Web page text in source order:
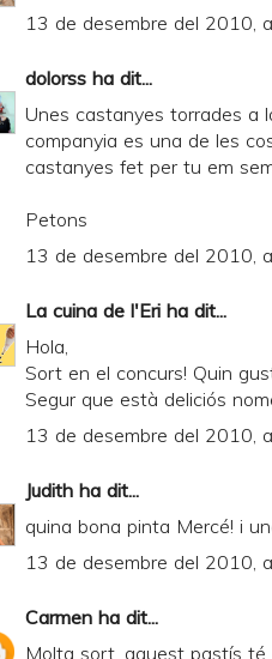
13 de desembre del 2010,
dolorss ha dit...
Unes castanyes torrades a
companyia es una de les
castanyes fet per tu em
Petons
13 de desembre del 2010,
La cuina de l'Eri ha dit...
Hola,
Sort en el concurs! Quin
Segur que està deliciós
13 de desembre del 2010,
Judith ha dit...
quina bona pinta Mercé! i
13 de desembre del 2010,
Carmen ha dit...
Molta sort, aquest pastís té